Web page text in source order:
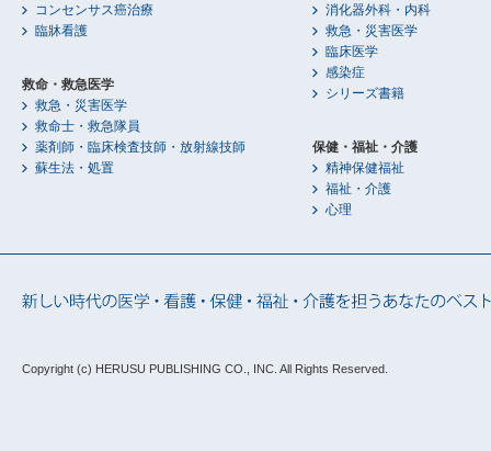
コンセンサス癌治療
臨牀看護
救命・救急医学
救急・災害医学
救命士・救急隊員
薬剤師・臨床検査技師・放射線技師
蘇生法・処置
消化器外科・内科
救急・災害医学
臨床医学
感染症
シリーズ書籍
保健・福祉・介護
精神保健福祉
福祉・介護
心理
Copyright (c) HERUSU PUBLISHING CO., INC. All Rights Reserved.